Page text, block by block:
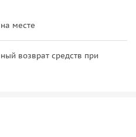
месте
возврат средств при